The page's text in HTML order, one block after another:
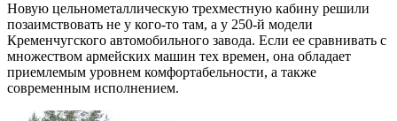
Новую цельнометаллическую трехместную кабину решили
позаимствовать не у кого-то там, а у 250-й модели
Кременчугского автомобильного завода. Если ее сравнивать с
множеством армейских машин тех времен, она обладает
приемлемым уровнем комфортабельности, а также
современным исполнением.